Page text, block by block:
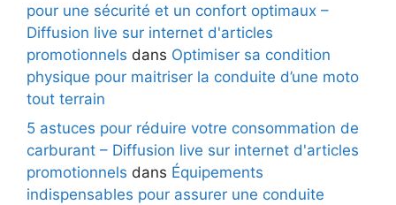
pour une sécurité et un confort optimaux –
Diffusion live sur internet d'articles
promotionnels dans Optimiser sa condition
physique pour maitriser la conduite d’une moto
tout terrain
5 astuces pour réduire votre consommation de
carburant – Diffusion live sur internet d'articles
promotionnels dans Équipements
indispensables pour assurer une conduite